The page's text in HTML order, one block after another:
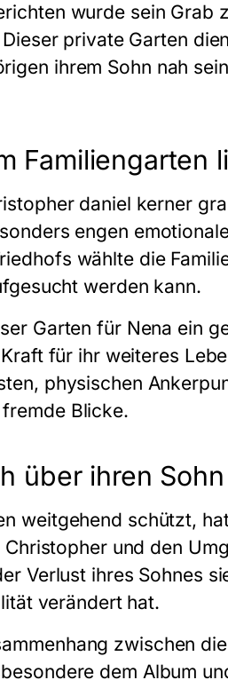
wurde sein Grab
private Garten
ihrem Sohn nah
Familiengarten
daniel kerner
engen
wählte die
werden kann.
Garten für Nena ein
für ihr weiteres
physischen
Blicke.
über ihren
weitgehend schützt,
und den
Verlust ihres Sohnes
verändert hat.
zwischen
dem Album